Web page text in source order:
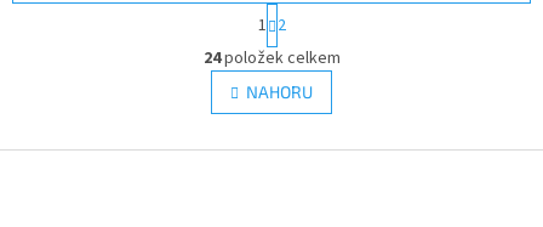
O
v
l
á
S
t
r
á
n
k
v
1 2
24položek celkem
NAHORU